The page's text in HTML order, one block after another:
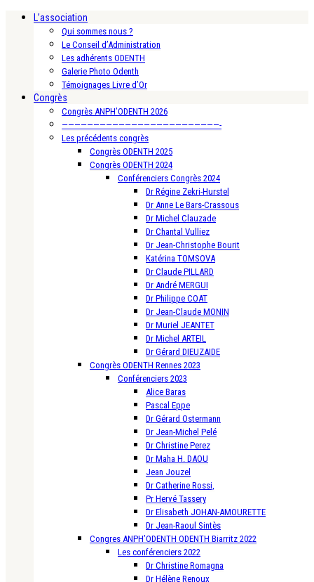
L’association
Qui sommes nous ?
Le Conseil d’Administration
Les adhérents ODENTH
Galerie Photo Odenth
Témoignages Livre d’Or
Congrès
Congrès ANPH’ODENTH 2026
—————————————————————————-
Les précédents congrès
Congrès ODENTH 2025
Congrès ODENTH 2024
Conférenciers Congrès 2024
Dr Régine Zekri-Hurstel
Dr Anne Le Bars-Crassous
Dr Michel Clauzade
Dr Chantal Vulliez
Dr Jean-Christophe Bourit
Katérina TOMSOVA
Dr Claude PILLARD
Dr André MERGUI
Dr Philippe COAT
Dr Jean-Claude MONIN
Dr Muriel JEANTET
Dr Michel ARTEIL
Dr Gérard DIEUZAIDE
Congrès ODENTH Rennes 2023
Conférenciers 2023
Alice Baras
Pascal Eppe
Dr Gérard Ostermann
Dr Jean-Michel Pelé
Dr Christine Perez
Dr Maha H. DAOU
Jean Jouzel
Dr Catherine Rossi,
Pr Hervé Tassery
Dr Elisabeth JOHAN-AMOURETTE
Dr Jean-Raoul Sintès
Congres ANPH’ODENTH ODENTH Biarritz 2022
Les conférenciers 2022
Dr Christine Romagna
Dr Hélène Renoux